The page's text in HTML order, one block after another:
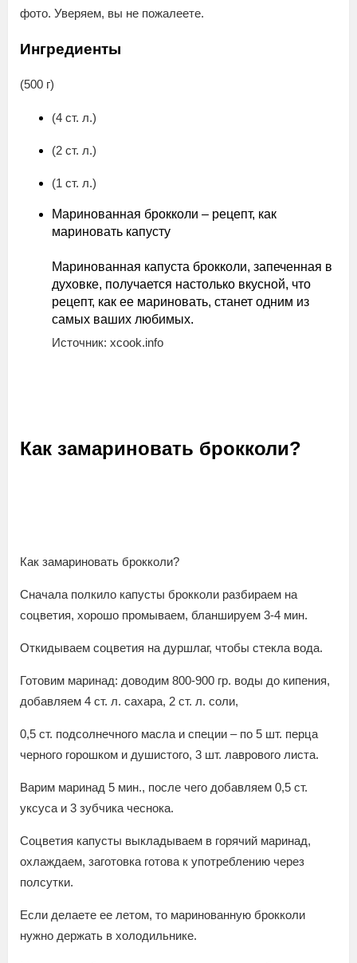
фото. Уверяем, вы не пожалеете.
Ингредиенты
(500 г)
(4 ст. л.)
(2 ст. л.)
(1 ст. л.)
Маринованная брокколи – рецепт, как
мариновать капусту
Маринованная капуста брокколи, запеченная в
духовке, получается настолько вкусной, что
рецепт, как ее мариновать, станет одним из
самых ваших любимых.
Источник: xcook.info
Как замариновать брокколи?
Как замариновать брокколи?
Сначала полкило капусты брокколи разбираем на
соцветия, хорошо промываем, бланшируем 3-4 мин.
Откидываем соцветия на дуршлаг, чтобы стекла вода.
Готовим маринад: доводим 800-900 гр. воды до кипения,
добавляем 4 ст. л. сахара, 2 ст. л. соли,
0,5 ст. подсолнечного масла и специи – по 5 шт. перца
черного горошком и душистого, 3 шт. лаврового листа.
Варим маринад 5 мин., после чего добавляем 0,5 ст.
уксуса и 3 зубчика чеснока.
Соцветия капусты выкладываем в горячий маринад,
охлаждаем, заготовка готова к употреблению через
полсутки.
Если делаете ее летом, то маринованную брокколи
нужно держать в холодильнике.